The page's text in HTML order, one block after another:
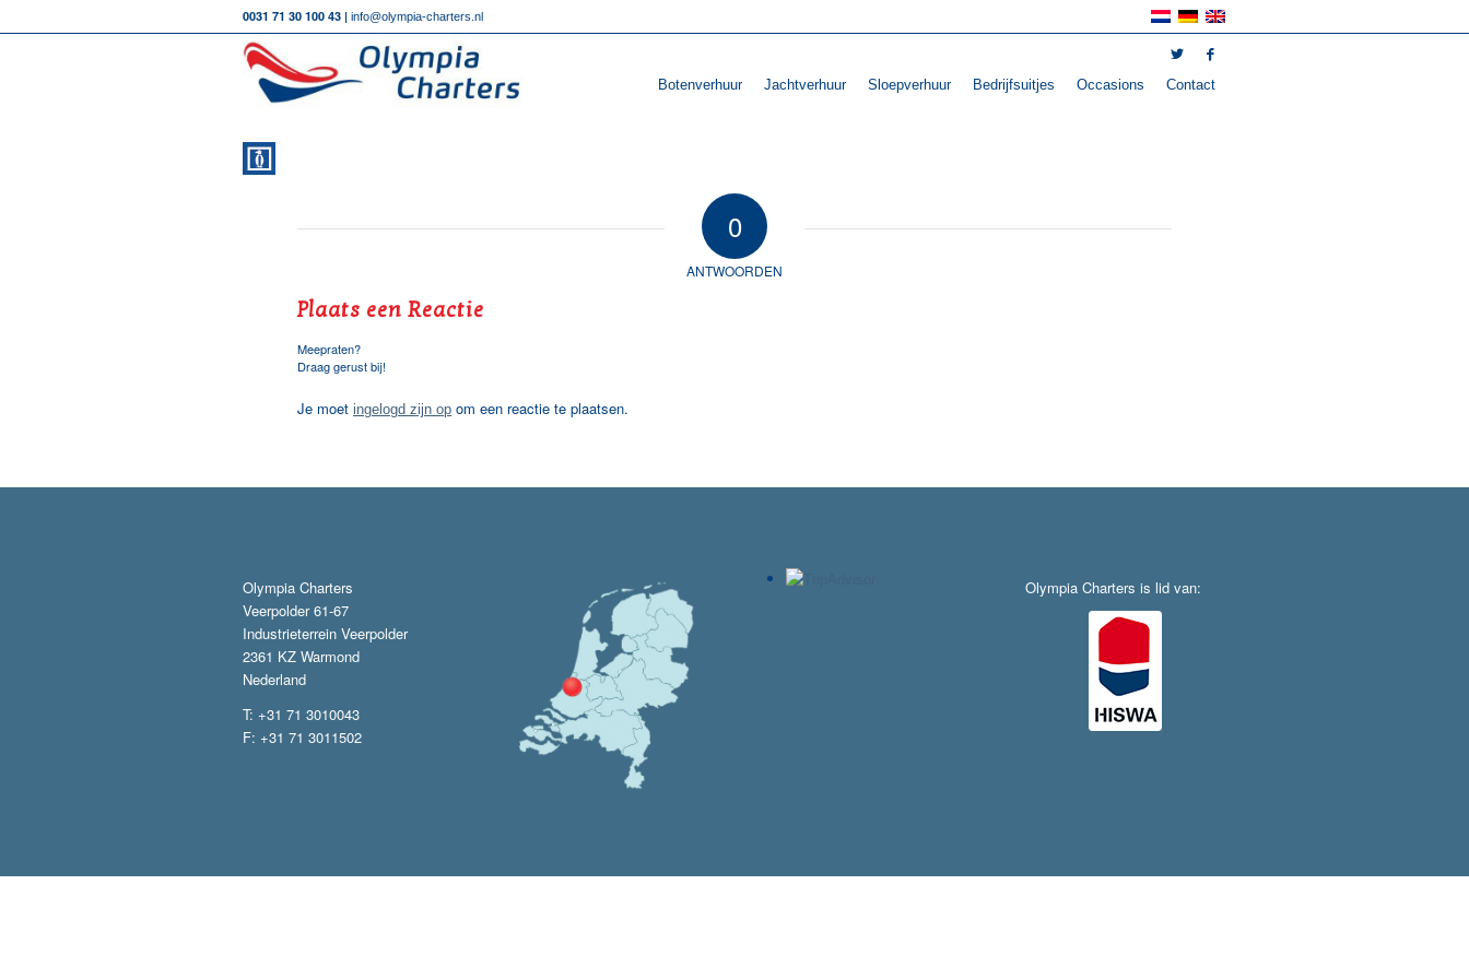
0031 71 30 100 43 | info@olympia-charters.nl
Botenverhuur Jachtverhuur Sloepverhuur Bedrijfsuitjes Occasions Contact
0
ANTWOORDEN
Plaats een Reactie
Meepraten?
Draag gerust bij!
Je moet ingelogd zijn op om een reactie te plaatsen.
Olympia Charters
Veerpolder 61-67
Industrieterrein Veerpolder
2361 KZ Warmond
Nederland
T: +31 71 3010043
F: +31 71 3011502
Olympia Charters is lid van: